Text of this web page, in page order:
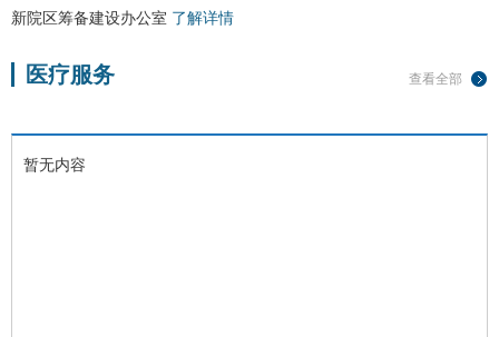
新院区筹备建设办公室 了解详情
查看全部
医疗服务
暂无内容